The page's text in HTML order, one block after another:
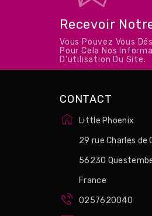
Recevoir
Vous Pouvez Vous
Pour Cela Nos
D'utilisation Du Site.
CONTACT
Little Phoenix
29 rue Charles de
56230
France
0257620040